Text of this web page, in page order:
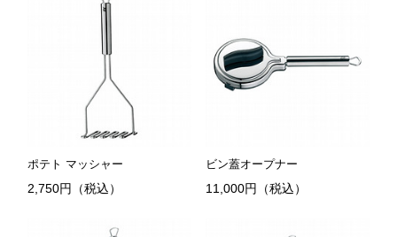
ポテト マッシャー
2,750円（税込）
ビン蓋オープナー
11,000円（税込）